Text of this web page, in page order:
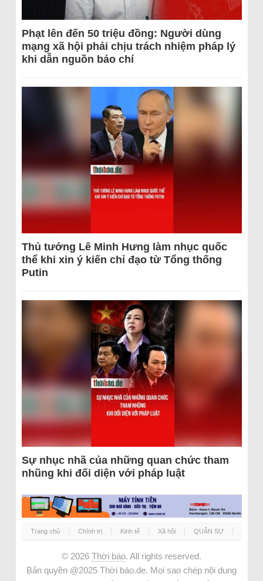
Phạt lên đến 50 triệu đồng: Người dùng
mạng xã hội phải chịu trách nhiệm pháp lý
khi dẫn nguồn báo chí
Thủ tướng Lê Minh Hưng làm nhục quốc
thể khi xin ý kiến chỉ đạo từ Tổng thống
Putin
Sự nhục nhã của những quan chức tham
nhũng khi đối diện với pháp luật
Trang chủ Chính trị Kinh tế Xã hội QUÂN SỰ
© 2026 Thời báo. All rights reserved.
Bản quyền @2025 Thời báo.de. Mọi sao chép nội dung